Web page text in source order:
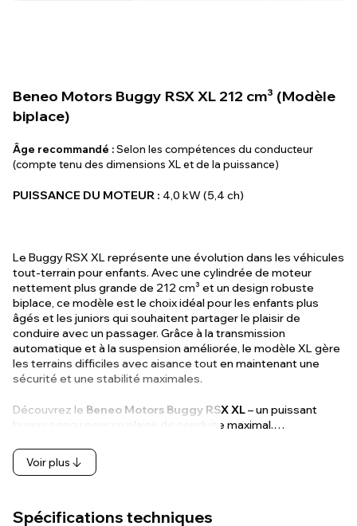
Beneo Motors Buggy RSX XL 212 cm³ (Modèle
biplace)
Âge recommandé :Selon les compétences du conducteur
(compte tenu des dimensions XL et de la puissance)
PUISSANCE DU MOTEUR : 4,0 kW (5,4 ch)
Le Buggy RSX XL représente une évolution dans les véhicules
tout-terrain pour enfants. Avec une cylindrée de moteur
nettement plus grande de 212 cm³ et un design robuste
biplace, ce modèle est le choix idéal pour les enfants plus
âgés et les juniors qui souhaitent partager le plaisir de
conduire avec un passager. Grâce à la transmission
automatique et à la suspension améliorée, le modèle XL gère
les terrains difficiles avec aisance tout en maintenant une
sécurité et une stabilité maximales.
Découvrez le Beneo Motors Buggy RSX XL– un puissant
buggy conçu pour un plaisir de conduite maximal.…
Voir plus
Spécifications techniques